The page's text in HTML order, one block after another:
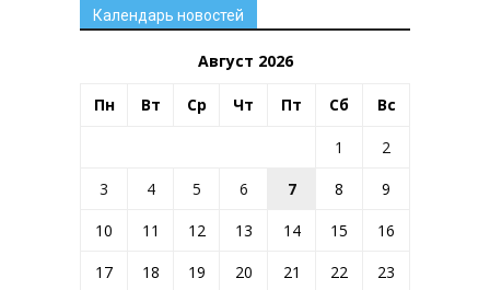
Календарь новостей
Август 2026
Пн Вт Ср Чт Пт Сб Вс
1
2
3
4 5 6 7 8
9
10
11 12 13 14 15
16
17
18 19 20 21 22
23